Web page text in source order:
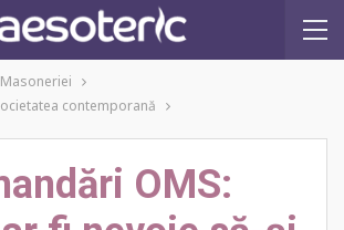
contemporană
OMS: